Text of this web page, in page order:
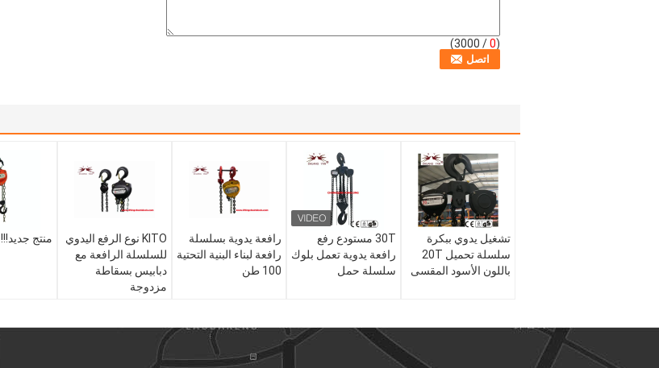
(
0
/ 3000)
منتج جديد!!!
KITO نوع الرفع اليدوي
للسلسلة الرافعة مع
دبابيس بسقاطة
مزدوجة
رافعة يدوية بسلسلة
رافعة لبناء البنية التحتية
100 طن
30T مستودع رفع
رافعة يدوية تعمل بلوك
سلسلة حمل
تشغيل يدوي ببكرة
سلسلة تحميل 20T
باللون الأسود المقسى